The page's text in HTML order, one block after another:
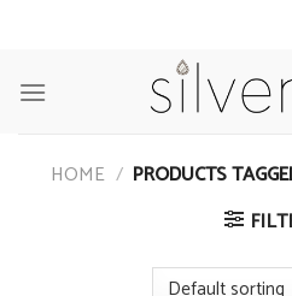
HOME / PRODUCTS